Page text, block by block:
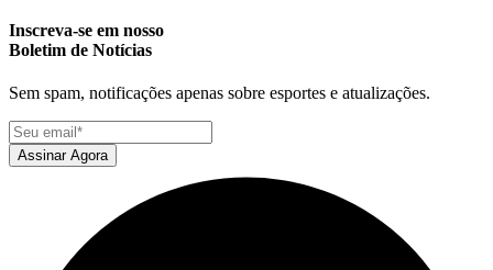
Inscreva-se em nosso
Boletim de Notícias
Sem spam, notificações apenas sobre esportes e atualizações.
Assinar Agora